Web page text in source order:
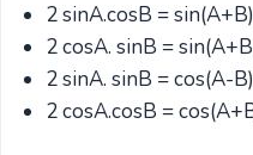
2 sinA.cosB =
2 cosA. sinB =
2 sinA. sinB = cos(A-
2 cosA.cosB =